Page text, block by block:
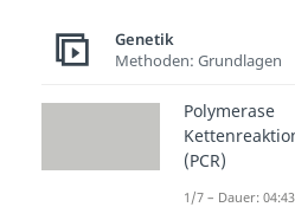
Übrigens:
Repressoren
Genetik
Methoden: Grundlagen
Polymerase
(PCR)
1/7 – Dauer: 04:43